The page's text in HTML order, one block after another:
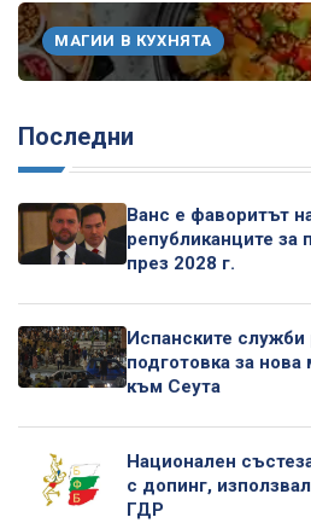
МАГИИ В КУХНЯТА
Последни
Ванс е фаворитът
републиканците за
през 2028 г.
Испанските служби
подготовка за
към Сеута
Национален
с допинг,
ГДР